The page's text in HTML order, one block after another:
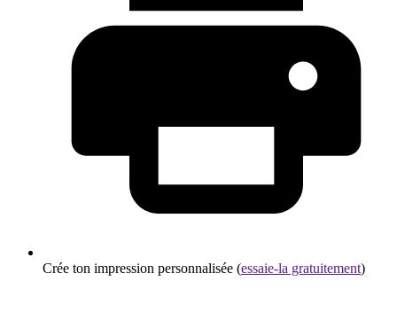
Crée ton impression personnalisée (essaie-la gratuitement)